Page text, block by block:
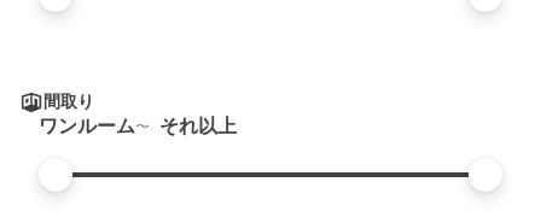
間取り
ワンルーム それ以上